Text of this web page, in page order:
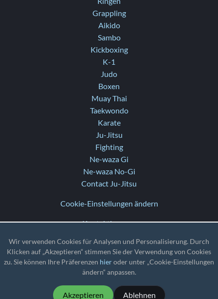
Wir verwenden Cookies für Analysen und Personalisierung. Durch
Klicken auf „Akzeptieren“ stimmen Sie der Verwendung von Cookies
zu. Sie können Ihre Präferenzen hieroder unter „Cookie-Einstellungen
ändern“ anpassen.
Akzeptieren Ablehnen
Grappling
Aikido
Sambo
Kickboxing
K-1
Judo
Boxen
Muay Thai
Taekwondo
Karate
Ju-Jitsu
Fighting
Ne-waza Gi
Ne-waza No-Gi
Contact Ju-Jitsu
Cookie-Einstellungen ändern
Kontaktiere uns
Versionshinweise
TZ: UTC